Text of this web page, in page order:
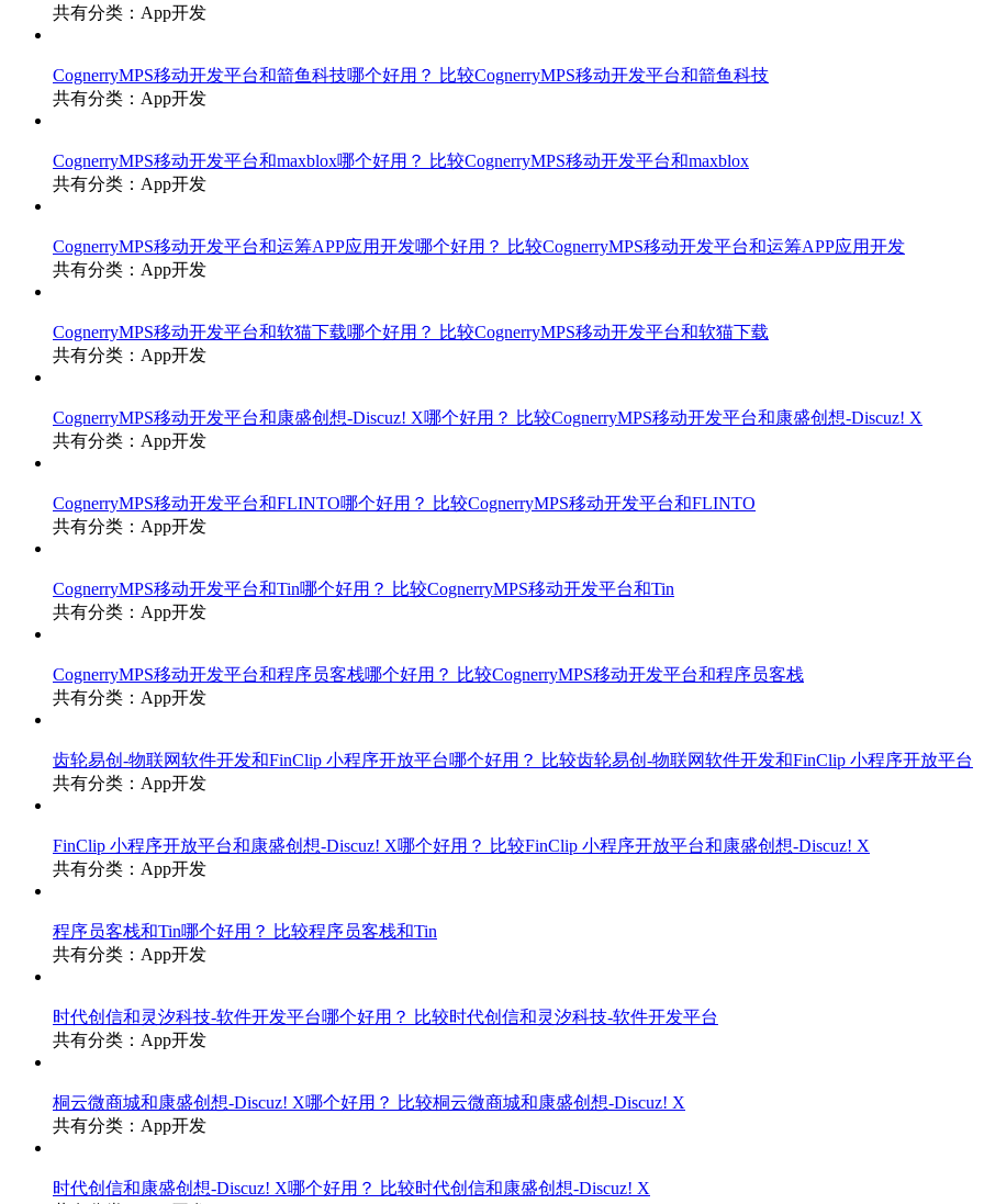
共有分类：App开发
CognerryMPS移动开发平台和箭鱼科技哪个好用？ 比较CognerryMPS移动开发平台和箭鱼科技
共有分类：App开发
CognerryMPS移动开发平台和maxblox哪个好用？ 比较CognerryMPS移动开发平台和maxblox
共有分类：App开发
CognerryMPS移动开发平台和运筹APP应用开发哪个好用？ 比较CognerryMPS移动开发平台和运筹APP应用开发
共有分类：App开发
CognerryMPS移动开发平台和软猫下载哪个好用？ 比较CognerryMPS移动开发平台和软猫下载
共有分类：App开发
CognerryMPS移动开发平台和康盛创想-Discuz! X哪个好用？ 比较CognerryMPS移动开发平台和康盛创想-Discuz! X
共有分类：App开发
CognerryMPS移动开发平台和FLINTO哪个好用？ 比较CognerryMPS移动开发平台和FLINTO
共有分类：App开发
CognerryMPS移动开发平台和Tin哪个好用？ 比较CognerryMPS移动开发平台和Tin
共有分类：App开发
CognerryMPS移动开发平台和程序员客栈哪个好用？ 比较CognerryMPS移动开发平台和程序员客栈
共有分类：App开发
齿轮易创-物联网软件开发和FinClip 小程序开放平台哪个好用？ 比较齿轮易创-物联网软件开发和FinClip 小程序开放平台
共有分类：App开发
FinClip 小程序开放平台和康盛创想-Discuz! X哪个好用？ 比较FinClip 小程序开放平台和康盛创想-Discuz! X
共有分类：App开发
程序员客栈和Tin哪个好用？ 比较程序员客栈和Tin
共有分类：App开发
时代创信和灵汐科技-软件开发平台哪个好用？ 比较时代创信和灵汐科技-软件开发平台
共有分类：App开发
桐云微商城和康盛创想-Discuz! X哪个好用？ 比较桐云微商城和康盛创想-Discuz! X
共有分类：App开发
时代创信和康盛创想-Discuz! X哪个好用？ 比较时代创信和康盛创想-Discuz! X